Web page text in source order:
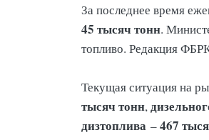
За последнее время
45 тысяч тонн.
топливо. Редакция
Текущая ситуация на
тысяч тонн,
дизтоплива –467